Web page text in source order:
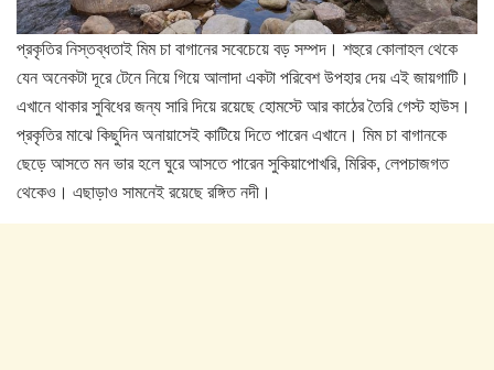
প্রকৃতির নিস্তব্ধতাই মিম চা বাগানের সবেচেয়ে বড় সম্পদ। শহুরে কোলাহল থেকে
যেন অনেকটা দূরে টেনে নিয়ে গিয়ে আলাদা একটা পরিবেশ উপহার দেয় এই জায়গাটি।
এখানে থাকার সুবিধের জন্য সারি দিয়ে রয়েছে হোমস্টে আর কাঠের তৈরি গেস্ট হাউস।
প্রকৃতির মাঝে কিছুদিন অনায়াসেই কাটিয়ে দিতে পারেন এখানে। মিম চা বাগানকে
ছেড়ে আসতে মন ভার হলে ঘুরে আসতে পারেন সুকিয়াপোখরি, মিরিক, লেপচাজগত
থেকেও। এছাড়াও সামনেই রয়েছে রঙ্গিত নদী।